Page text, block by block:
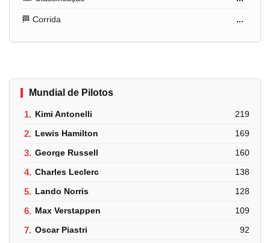
🏁 Corrida ...
Mundial de Pilotos
1. Kimi Antonelli 219
2. Lewis Hamilton 169
3. George Russell 160
4. Charles Leclerc 138
5. Lando Norris 128
6. Max Verstappen 109
7. Oscar Piastri 92